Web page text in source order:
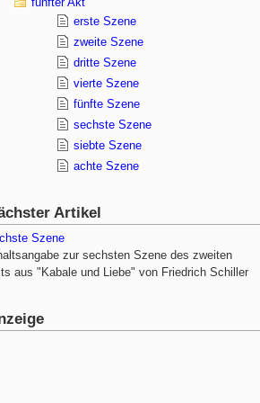
erste Szene
zweite Szene
dritte Szene
vierte Szene
fünfte Szene
sechste Szene
siebte Szene
achte Szene
Artikel
Szene
zur sechsten Szene des zweiten
aus "Kabale und Liebe" von Friedrich Schiller